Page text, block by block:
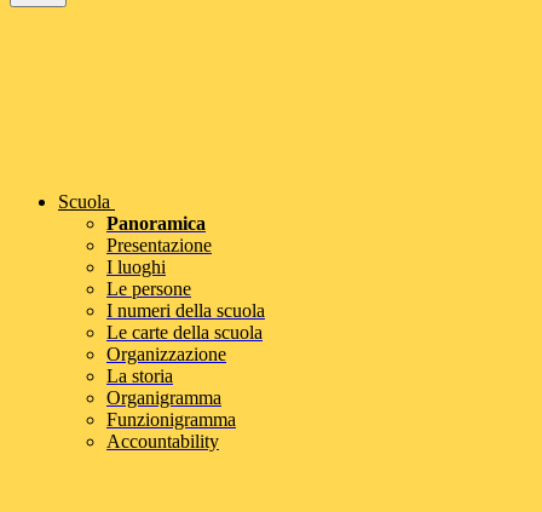
Scuola
Panoramica
Presentazione
I luoghi
Le persone
I numeri della scuola
Le carte della scuola
Organizzazione
La storia
Organigramma
Funzionigramma
Accountability